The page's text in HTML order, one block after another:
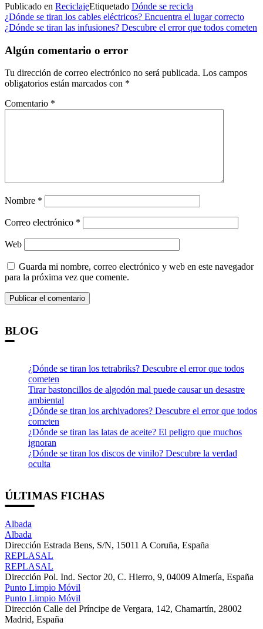
Publicado en ReciclajeEtiquetado Dónde se recicla
Navegación
de
entradas
¿Dónde se tiran los cables eléctricos? Encuentra el lugar correcto
¿Dónde se tiran las infusiones? Descubre el error que todos cometen
Algún comentario o error
Tu dirección de correo electrónico no será publicada. Los campos
obligatorios están marcados con *
Comentario *
Nombre *
Correo electrónico *
Web
Guarda mi nombre, correo electrónico y web en este navegador
para la próxima vez que comente.
BLOG
¿Dónde se tiran los tetrabriks? Descubre el error que todos
cometen
Tirar bastoncillos de algodón mal puede causar un desastre
ambiental
¿Dónde se tiran los archivadores? Descubre el error que todos
cometen
¿Dónde se tiran las latas de aceite? El peligro que muchos
ignoran
¿Dónde se tiran los discos de vinilo? Descubre la verdad
oculta
ÚLTIMAS FICHAS
Albada
Albada
Dirección Estrada Bens, S/N, 15011 A Coruña, España
REPLASAL
REPLASAL
Dirección Pol. Ind. Sector 20, C. Hierro, 9, 04009 Almería, España
Punto Limpio Móvil
Punto Limpio Móvil
Dirección Calle del Príncipe de Vergara, 142, Chamartín, 28002
Madrid, España